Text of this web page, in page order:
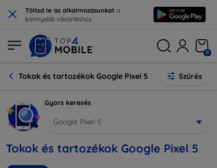
× Töltsd le az alkalmazásunkat a
könnyebb vásárláshoz.
0
Tokok és tartozékok Google Pixel 5 Szűrés
Gyors keresés
Google Pixel 5
Tokok és tartozékok Google Pixel 5